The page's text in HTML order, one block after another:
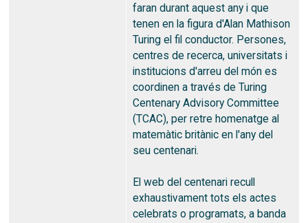
faran durant aquest any i que
tenen en la figura d'Alan Mathison
Turing el fil conductor. Persones,
centres de recerca, universitats i
institucions d'arreu del món es
coordinen a través de Turing
Centenary Advisory Committee
(TCAC), per retre homenatge al
matemàtic britànic en l'any del
seu centenari.
El web del centenari recull
exhaustivament tots els actes
celebrats o programats, a banda